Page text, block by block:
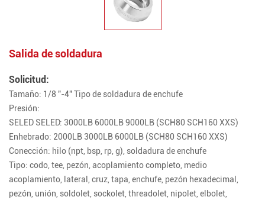
Salida de soldadura
Solicitud:
Tamaño: 1/8 "-4" Tipo de soldadura de enchufe
Presión:
SELED SELED: 3000LB 6000LB 9000LB (SCH80 SCH160 XXS)
Enhebrado: 2000LB 3000LB 6000LB (SCH80 SCH160 XXS)
Conección: hilo (npt, bsp, rp, g), soldadura de enchufe
Tipo: codo, tee, pezón, acoplamiento completo, medio
acoplamiento, lateral, cruz, tapa, enchufe, pezón hexadecimal,
pezón, unión, soldolet, sockolet, threadolet, nipolet, elbolet,